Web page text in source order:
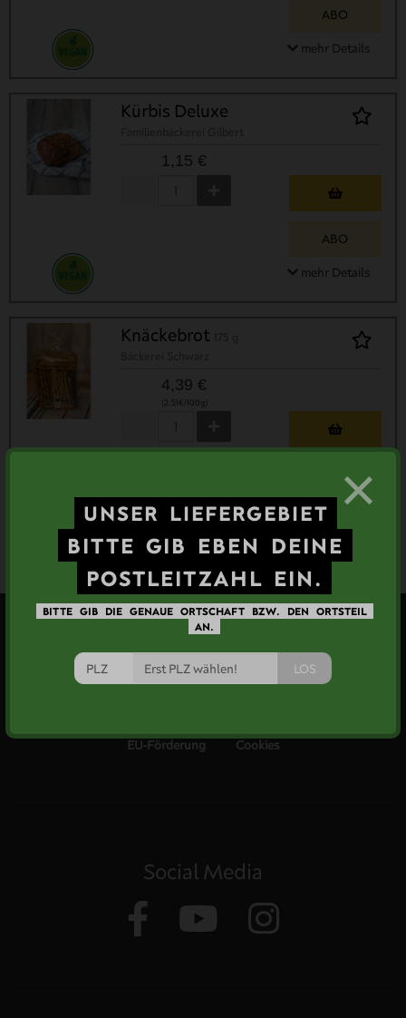
UNSER LIEFERGEBIET
BITTE GIB EBEN
DEINE
POSTLEITZAHL EIN.
BITTE GIB DIE GENAUE ORTSCHAFT BZW. DEN
ORTSTEIL
AN.
LOS
×
ABO
mehr Details
Kürbis Deluxe
1,15 €
ABO
mehr Details
Knäckebrot
4,39 €
(2,51€/100g)
ABO
mehr Details
Informationen
EU-Förderung
Cookies
Social Media